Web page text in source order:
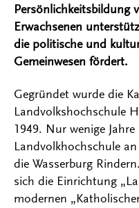
Persönlichkeitsbildung
Erwachsenen
die politische und
Gemeinwesen fördert.
Gegründet wurde die
Landvolkshochschule
1949. Nur wenige
Landvolkhochschule
die Wasserburg
sich die Einrichtung
modernen